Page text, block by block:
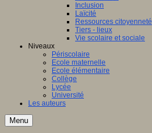
Inclusion
Laïcité
Ressources citoyenneté
Tiers - lieux
Vie scolaire et sociale
Niveaux
Périscolaire
Ecole maternelle
Ecole élémentaire
Collège
Lycée
Université
Les auteurs
Menu